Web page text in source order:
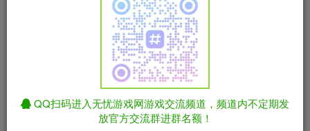
飙酷车神/The Crew v1.2.0.0 内置中文汉化（汉
11个月前更新
QQ扫码进入无忧游戏网游戏交流频道，频道内不定期发
放官方交流群进群名额！